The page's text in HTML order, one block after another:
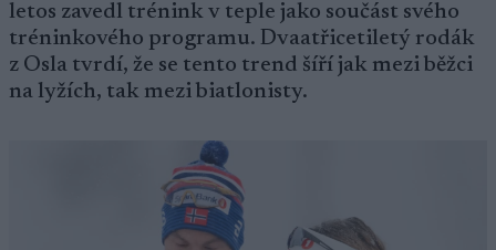
letos zavedl trénink v teple jako součást svého
tréninkového programu. Dvaatřicetiletý rodák
z Osla tvrdí, že se tento trend šíří jak mezi běžci
na lyžích, tak mezi biatlonisty.